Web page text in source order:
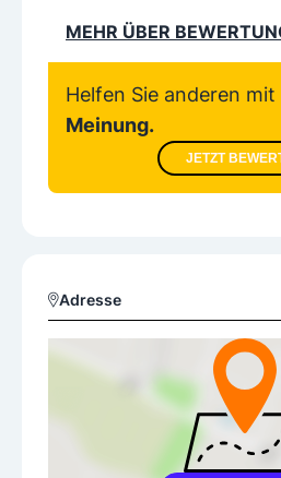
MEHR ÜBER
Helfen Sie anderen mit
Meinung.
JETZT
Adresse